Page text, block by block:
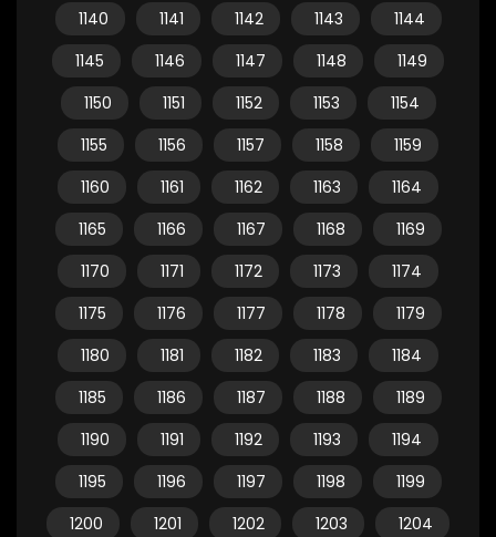
1140
1141 1142 1143
1144
1145
1146 1147 1148
1149
1150
1151 1152 1153
1154
1155
1156 1157 1158
1159
1160
1161 1162 1163
1164
1165
1166 1167 1168
1169
1170
1171 1172 1173
1174
1175
1176 1177 1178
1179
1180
1181 1182 1183
1184
1185
1186 1187 1188
1189
1190
1191 1192 1193
1194
1195
1196 1197 1198
1199
1200
1201 1202 1203
1204